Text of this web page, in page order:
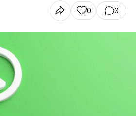
0 0